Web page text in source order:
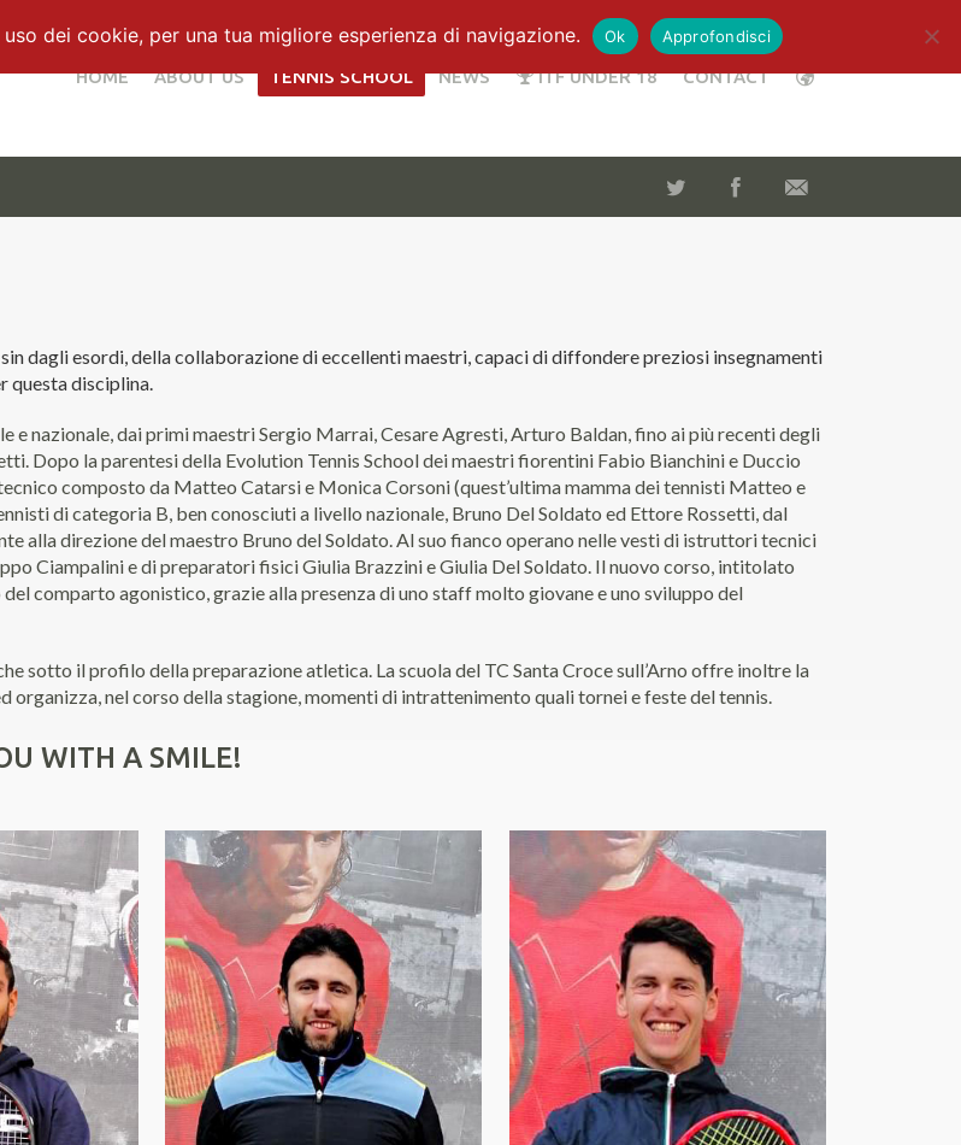
HOME ABOUT US TENNIS SCHOOL NEWS ITF UNDER 18 CONTACT
sin dagli esordi, della collaborazione di eccellenti maestri, capaci di diffondere preziosi insegnamenti
questa disciplina.
nazionale, dai primi maestri Sergio Marrai, Cesare Agresti, Arturo Baldan, fino ai più recenti degli
Dopo la parentesi della Evolution Tennis School dei maestri fiorentini Fabio Bianchini e Duccio
composto da Matteo Catarsi e Monica Corsoni (quest’ultima mamma dei tennisti Matteo e
di categoria B, ben conosciuti a livello nazionale, Bruno Del Soldato ed Ettore Rossetti, dal
alla direzione del maestro Bruno del Soldato. Al suo fianco operano nelle vesti di istruttori tecnici
Ciampalini e di preparatori fisici Giulia Brazzini e Giulia Del Soldato. Il nuovo corso, intitolato
comparto agonistico, grazie alla presenza di uno staff molto giovane e uno sviluppo del
sotto il profilo della preparazione atletica. La scuola del TC Santa Croce sull’Arno offre inoltre la
nel corso della stagione, momenti di intrattenimento quali tornei e feste del tennis.
WITH A SMILE!
dei cookie, per una tua migliore esperienza di navigazione. Ok Approfondisci